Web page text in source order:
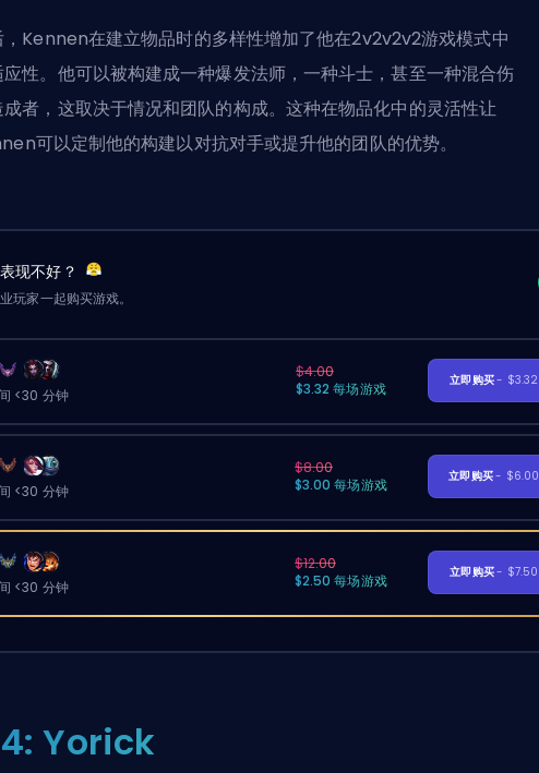
，Kennen在建立物品时的多样性增加了他在2v2v2v2游戏模式中
性。他可以被构建成一种爆发法师，一种斗士，甚至一种混合伤
者，这取决于情况和团队的构成。这种在物品化中的灵活性让
可以定制他的构建以对抗对手或提升他的团队的优势。
现不好？
玩家一起购买游戏。
<30 分钟
$4.00
$3.32 每场游戏
立即购买- $3.32
<30 分钟
$8.00
$3.00 每场游戏
立即购买- $6.00
<30 分钟
$12.00
$2.50 每场游戏
立即购买- $7.50
Yorick